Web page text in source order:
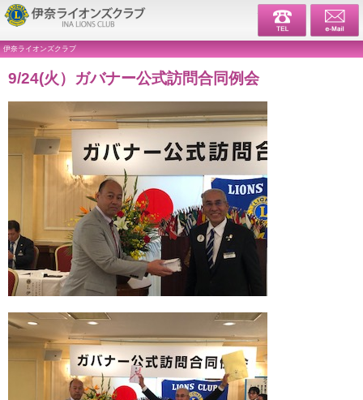
伊奈ライ
伊奈ライオンズクラブ
9/24(火）ガバナー公式訪問合同例会